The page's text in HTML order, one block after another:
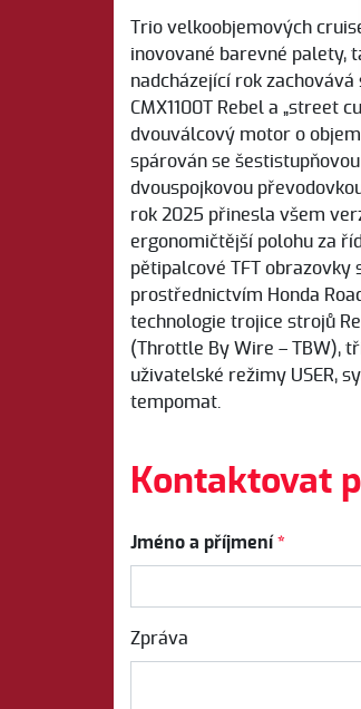
Trio velkoobjemových
inovované barevné palety,
nadcházející rok zachovává
CMX1100T Rebel a „street
dvouválcový motor o
spárován se
dvouspojkovou
rok 2025 přinesla všem
ergonomičtější polohu za
pětipalcové TFT
prostřednictvím Honda
technologie trojice strojů
(Throttle By Wire – TBW),
uživatelské režimy USER,
tempomat.
Kontaktovat
Jméno a příjmení *
Zpráva